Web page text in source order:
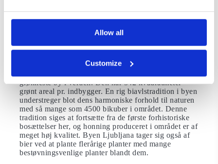
Allow all
Customize
en automat med nulaffald, der sælger økologiske
rengøringsmidler, shampoo, eddike og olie til kunder,
der medbringer deres egen genanvendelige emballage.
betyder, at byen sender 80% mindre affald til
reducere det til kun 60 kg pr. person pr. år inden
grønneste by i verden. Den har 542 kvadratmeter
grønt areal pr. indbygger. En rig biavlstradition i byen
understreger blot dens harmoniske forhold til naturen
med så mange som 4500 bikuber i området. Denne
tradition siges at fortsætte fra de første forhistoriske
bosættelser her, og honning produceret i området er af
meget høj kvalitet. Byen Ljubljana tager sig også af
bier ved at plante flerårige planter med mange
bestøvningsvenlige planter blandt dem.